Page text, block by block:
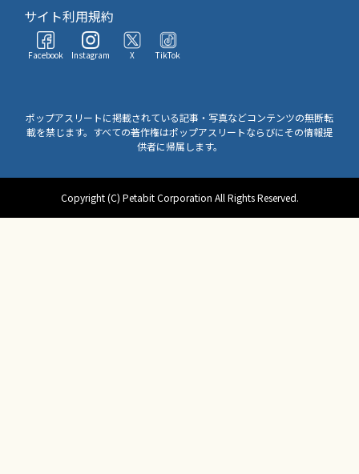
サイト利用規約
Facebook Instagram X TikTok
ポップアスリートに掲載されている記事・写真などコンテンツの無断転
載を禁じます。すべての著作権はポップアスリートならびにその情報提
供者に帰属します。
Copyright (C) Petabit Corporation All Rights Reserved.